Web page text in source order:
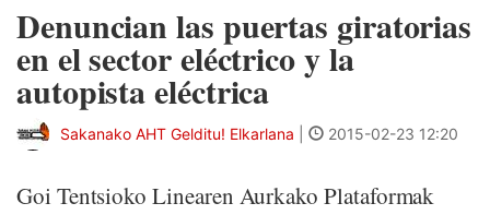
Denuncian las puertas giratorias
en el sector eléctrico y la
autopista eléctrica
Sakanako AHT Gelditu! Elkarlana 2015-02-23 12:20
Goi Tentsioko Linearen Aurkako Plataformak